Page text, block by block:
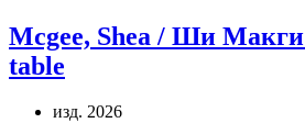
Mcgee, Shea / Ши Макги
table
изд. 2026